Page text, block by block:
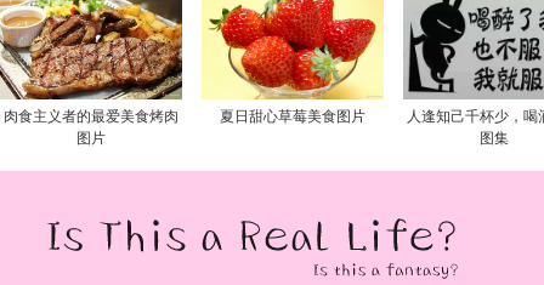
肉食主义者的最爱美食烤肉
图片
夏日甜心草莓美食图片
人逢知己千杯少，喝
图集